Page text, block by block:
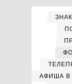
АФИША В